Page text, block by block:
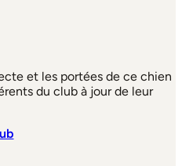
et les portées de ce chien
du club à jour de leur